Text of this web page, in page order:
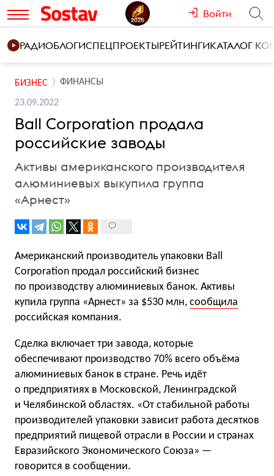
Войти
РАДИОБЛОГИСПЕЦПРОЕКТЫРЕЙТИНГИКАТАЛОГ
БИЗНЕС ФИНАНСЫ
23.09.2022
Ball Corporation продала
российские заводы
Активы американского производителя
алюминиевых выкупила группа
«Арнест»
Американский производитель упаковки Ball
Corporation продал российский бизнес
по производству алюминиевых банок. Активы
купила группа «Арнест» за $530 млн, сообщила
российская компания.
Сделка включает три завода, которые
обеспечивают производство 70% всего объёма
алюминиевых банок в стране. Речь идёт
о предприятиях в Московской, Ленинградской
и Челябинской областях. «От стабильной работы
производителей упаковки зависит работа десятков
предприятий пищевой отрасли в России и странах
Евразийского Экономического Союза» —
говорится в сообщении.